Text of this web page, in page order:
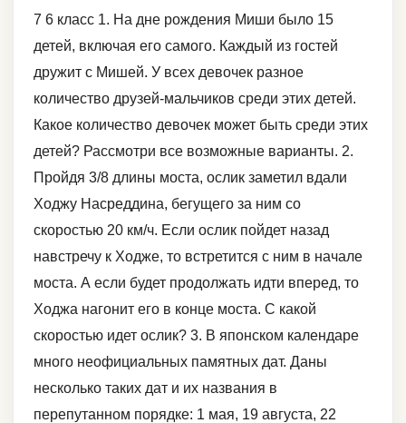
7 6 класс 1. На дне рождения Миши было 15
детей, включая его самого. Каждый из гостей
дружит с Мишей. У всех девочек разное
количество друзей-мальчиков среди этих детей.
Какое количество девочек может быть среди этих
детей? Рассмотри все возможные варианты. 2.
Пройдя 3/8 длины моста, ослик заметил вдали
Ходжу Насреддина, бегущего за ним со
скоростью 20 км/ч. Если ослик пойдет назад
навстречу к Ходже, то встретится с ним в начале
моста. А если будет продолжать идти вперед, то
Ходжа нагонит его в конце моста. С какой
скоростью идет ослик? 3. В японском календаре
много неофициальных памятных дат. Даны
несколько таких дат и их названия в
перепутанном порядке: 1 мая, 19 августа, 22